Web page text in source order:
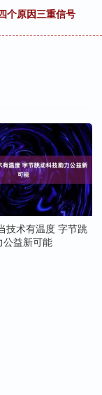
个原因三重信号
技术有温度 字节跳
公益新可能